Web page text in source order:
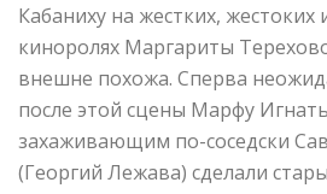
Кабаниху на жестких, жестоких
киноролях Маргариты
внешне похожа. Сперва
после этой сцены Марфу
захаживающим по-соседски
(Георгий Лежава) сделали